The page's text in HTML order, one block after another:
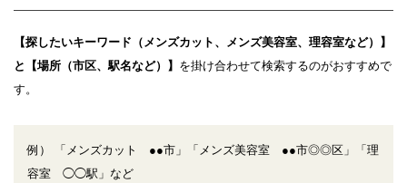
【探したいキーワード（メンズカット、メンズ美容室、理容室など）】
と【場所（市区、駅名など）】 を掛け合わせて検索するのがおすすめで
す。
例） 「メンズカット ●●市」「メンズ美容室 ●●市◎◎区」「理
容室 ◯◯駅」など